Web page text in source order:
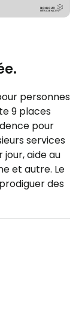
personnes
9 places
pour
services
aide au
et autre. Le
des